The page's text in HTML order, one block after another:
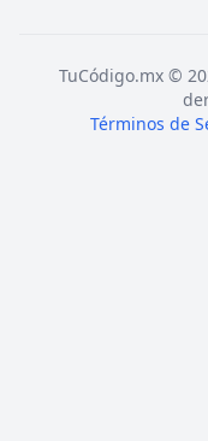
TuCódigo.mx ©
Términos de